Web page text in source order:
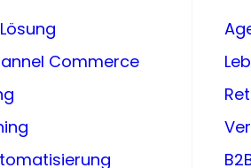
Commerce